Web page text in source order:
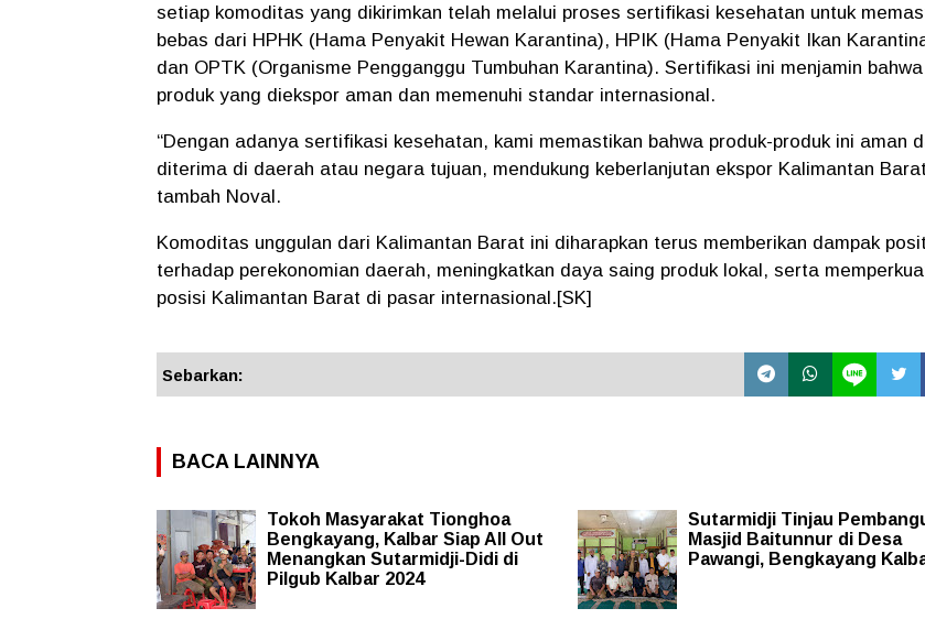
setiap komoditas yang dikirimkan telah melalui proses sertifikasi kesehatan untuk
bebas dari HPHK (Hama Penyakit Hewan Karantina), HPIK (Hama Penyakit Ikan
dan OPTK (Organisme Pengganggu Tumbuhan Karantina). Sertifikasi ini menjamin bahwa
produk yang diekspor aman dan memenuhi standar internasional.
“Dengan adanya sertifikasi kesehatan, kami memastikan bahwa produk-produk ini aman
diterima di daerah atau negara tujuan, mendukung keberlanjutan ekspor Kalimantan
tambah Noval.
Komoditas unggulan dari Kalimantan Barat ini diharapkan terus memberikan dampak
terhadap perekonomian daerah, meningkatkan daya saing produk lokal, serta
posisi Kalimantan Barat di pasar internasional.[SK]
Sebarkan:
BACA LAINNYA
Tokoh Masyarakat Tionghoa
Bengkayang, Kalbar Siap All Out
Menangkan Sutarmidji-Didi di
Pilgub Kalbar 2024
Sutarmidji Tinjau
Masjid Baitunnur di Desa
Pawangi, Bengkayang